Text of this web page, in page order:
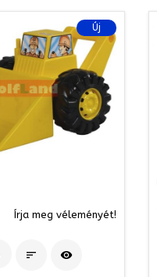
Új
Írja meg véleményét!
 